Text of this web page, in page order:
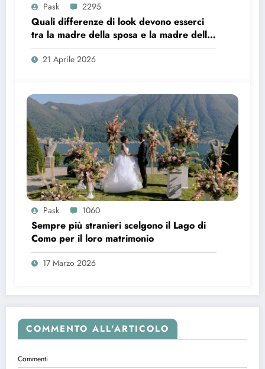
Pask 2295
Quali differenze di look devono esserci
tra la madre della sposa e la madre dello
sposo?
21 Aprile 2026
Pask 1060
Sempre più stranieri scelgono il Lago di
Como per il loro matrimonio
17 Marzo 2026
COMMENTO ALL'ARTICOLO
Commenti